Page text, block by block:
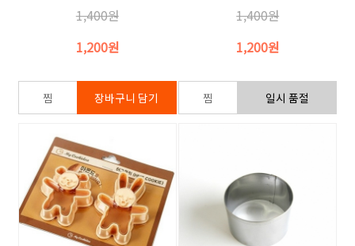
1,400원
1,200원
1,400원
1,200원